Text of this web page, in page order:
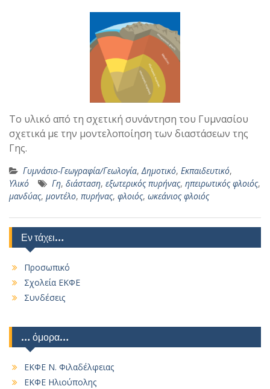
Το υλικό από τη σχετική συνάντηση του Γυμνασίου
σχετικά με την μοντελοποίηση των διαστάσεων της
Γης.
Γυμνάσιο-Γεωγραφία/Γεωλογία,Δημοτικό, Εκπαιδευτικό,
Υλικό
Γη, διάσταση, εξωτερικός πυρήνας, ηπειρωτικός φλοιός,
μανδύας, μοντέλο, πυρήνας, φλοιός, ωκεάνιος φλοιός
Εν τάχει…
Προσωπικό
Σχολεία ΕΚΦΕ
Συνδέσεις
… όμορα…
ΕΚΦΕ Ν. Φιλαδέλφειας
ΕΚΦΕ Ηλιούπολης